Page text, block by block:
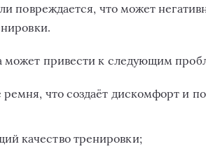
повреждается, что может
может привести к следующим
ремня, что создаёт дискомфорт и
качество тренировки;